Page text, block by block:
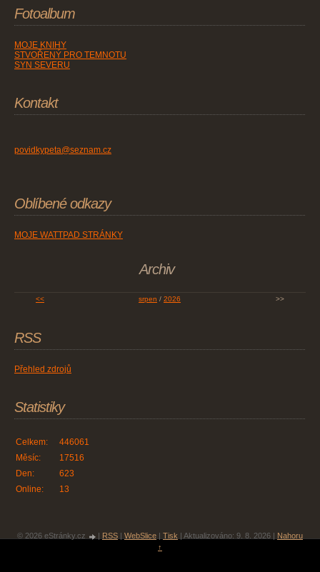
Fotoalbum
MOJE KNIHY
STVOŘENÝ PRO TEMNOTU
SYN SEVERU
Kontakt
povidkypeta@seznam.cz
Oblíbené odkazy
MOJE WATTPAD STRÁNKY
Archiv
<< srpen / 2026 >>
RSS
Přehled zdrojů
Statistiky
Online: 13
Celkem:
446061
Měsíc:
17516
Den:
623
© 2026 eStránky.cz RSS WebSlice Tisk Aktualizováno: 9. 8. 2026
Nahoru
↑